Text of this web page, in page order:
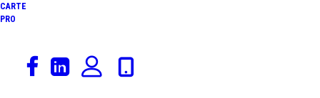
CARTE
PRO
Les Certificats d’Economies d’Energie
(CEE) constituent un dispositif clé